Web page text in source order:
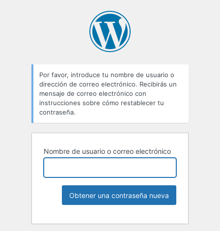
Por favor, introduce tu nombre de usuario o
dirección de correo electrónico. Recibirás un
mensaje de correo electrónico con
instrucciones sobre cómo restablecer tu
contraseña.
Nombre de usuario o correo electrónico